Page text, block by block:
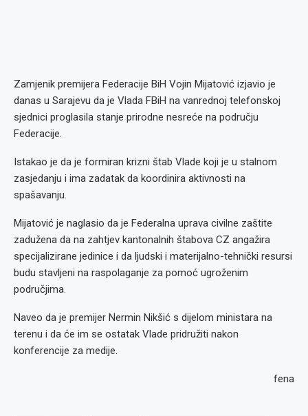
Zamjenik premijera Federacije BiH Vojin Mijatović izjavio je
danas u Sarajevu da je Vlada FBiH na vanrednoj telefonskoj
sjednici proglasila stanje prirodne nesreće na području
Federacije.
Istakao je da je formiran krizni štab Vlade koji je u stalnom
zasjedanju i ima zadatak da koordinira aktivnosti na
spašavanju.
Mijatović je naglasio da je Federalna uprava civilne zaštite
zadužena da na zahtjev kantonalnih štabova CZ angažira
specijalizirane jedinice i da ljudski i materijalno-tehnički resursi
budu stavljeni na raspolaganje za pomoć ugroženim
područjima.
Naveo da je premijer Nermin Nikšić s dijelom ministara na
terenu i da će im se ostatak Vlade pridružiti nakon
konferencije za medije.
fena